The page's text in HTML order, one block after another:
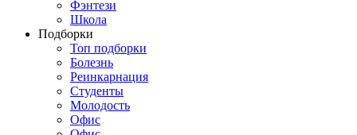
Фэнтези
Школа
Подборки
Топ подборки
Болезнь
Реинкарнация
Студенты
Молодость
Офис